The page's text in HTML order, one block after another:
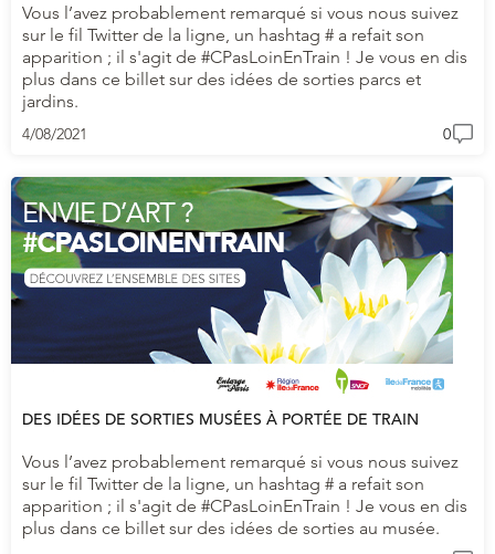
Vous l’avez probablement remarqué si vous nous suivez
sur le fil Twitter de la ligne, un hashtag # a refait son
apparition ; il s'agit de #CPasLoinEnTrain ! Je vous en dis
plus dans ce billet sur des idées de sorties parcs et
jardins.
4/08/2021 0
DES IDÉES DE SORTIES MUSÉES À PORTÉE DE TRAIN
Vous l’avez probablement remarqué si vous nous suivez
sur le fil Twitter de la ligne, un hashtag # a refait son
apparition ; il s'agit de #CPasLoinEnTrain ! Je vous en dis
plus dans ce billet sur des idées de sorties au musée.